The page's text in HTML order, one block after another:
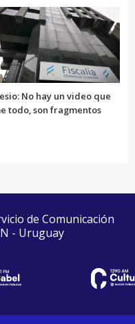
No hay un video que
todo, son fragmentos
de Comunicación
- Uruguay